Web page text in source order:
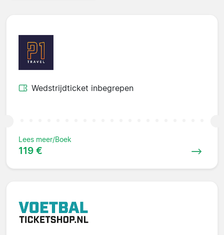
Wedstrijdticket inbegrepen
Lees meer/Boek
119 €